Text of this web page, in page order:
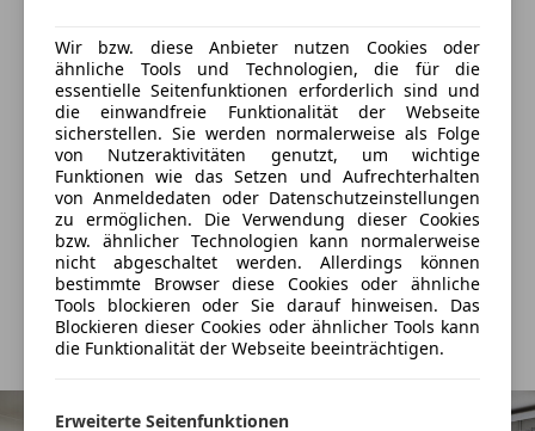
Notrufsystem
Reifendruckkontrollsystem
Servolenkung
Spurhalteassistent
Tagfahrlicht
Totwinkel-Assistent
Traktionskontrolle
Verkehrszeichenerkennung
Wegfahrsperre
Zentralverriegelung
Extras
Schaltwippen
*Wegfahrsperre
*Einparkhilfe hinten
*Verkehrszeichenerkennung (TSR)
*Regen- und Lichtsensor
*Beheizbares Lederlenkrad
*City-Notbremsassistent (SCBS) mit
Jetzt berechnen
Verkäufer Händler
Rainer Kraftfahrzeughandels GmbH
Sternebewertung 4.5 von 5
4,5Sterne
(83% Weiterempfehlungen)
Anbieter auf AutoScout24 seit 2008
Wir bzw. diese Anbieter nutzen Cookies oder
ähnliche Tools und Technologien, die für die
essentielle Seitenfunktionen erforderlich sind und
die einwandfreie Funktionalität der Webseite
sicherstellen. Sie werden normalerweise als Folge
von Nutzeraktivitäten genutzt, um wichtige
Funktionen wie das Setzen und Aufrechterhalten
von Anmeldedaten oder Datenschutzeinstellungen
zu ermöglichen. Die Verwendung dieser Cookies
bzw. ähnlicher Technologien kann normalerweise
nicht abgeschaltet werden. Allerdings können
bestimmte Browser diese Cookies oder ähnliche
Tools blockieren oder Sie darauf hinweisen. Das
Blockieren dieser Cookies oder ähnlicher Tools kann
die Funktionalität der Webseite beeinträchtigen.
Erweiterte Seitenfunktionen